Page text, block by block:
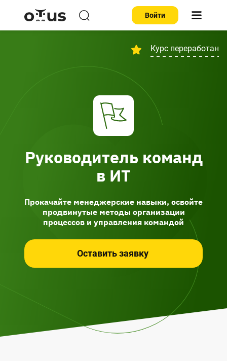
Войти
Курс переработан
Руководитель команд
в ИТ
Прокачайте менеджерские навыки, освойте
продвинутые методы организации
процессов и управления командой
Оставить заявку